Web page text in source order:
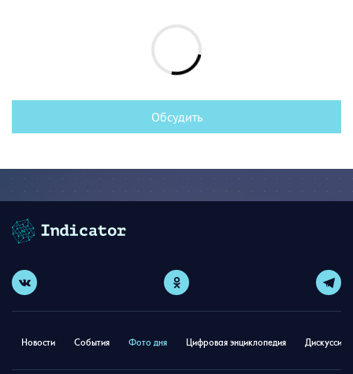
Обсудить
Новости События Фото дня Цифровая энциклопедия